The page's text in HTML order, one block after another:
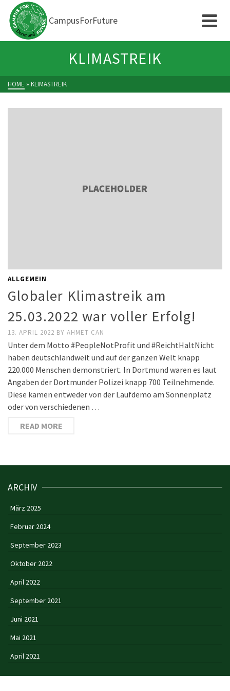
CampusForFuture
KLIMASTREIK
HOME » KLIMASTREIK
ALLGEMEIN
Globaler Klimastreik am
25.03.2022 war voller Erfolg!
13. APRIL 2022 BY AHMET CAN
Unter dem Motto #PeopleNotProfit und #ReichtHaltNicht
haben deutschlandweit und auf der ganzen Welt knapp
220.000 Menschen demonstriert. In Dortmund waren es laut
Angaben der Dortmunder Polizei knapp 700 Teilnehmende.
Diese kamen entweder von der Laufdemo am Sonnenplatz
oder von verschiedenen …
READ MORE
ARCHIV
März 2025
Februar 2024
September 2023
Oktober 2022
April 2022
September 2021
Juni 2021
Mai 2021
April 2021